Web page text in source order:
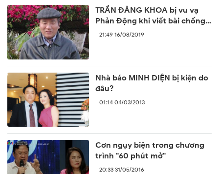
TRẦN ĐĂNG KHOA bị vu vạ
Phản Động khi viết bài chống
lại sự ngang ngược của Trung
21:49 16/08/2019
Nhà báo MINH DIỆN bị kiện do
đâu?
01:14 04/03/2013
Cơn ngụy biện trong chương
trình "60 phút mở"
20:33 31/05/2016